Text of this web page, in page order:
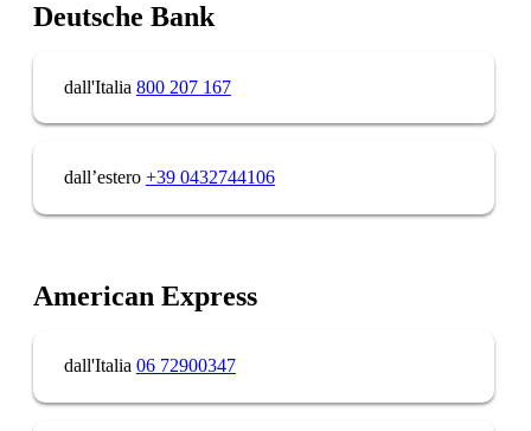
Deutsche Bank
dall'Italia 800 207 167
dall’estero +39 0432744106
American Express
dall'Italia 06 72900347